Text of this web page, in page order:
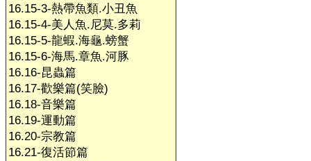
16.15-3-熱帶魚類.小丑魚
16.15-4-美人魚.尼莫.多莉
16.15-5-龍蝦.海龜.螃蟹
16.15-6-海馬.章魚.河豚
16.16-昆蟲篇
16.17-歡樂篇(笑臉)
16.18-音樂篇
16.19-運動篇
16.20-宗教篇
16.21-復活節篇